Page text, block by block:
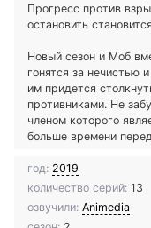
Прогресс против
остановить
Новый сезон и Моб
гонятся за нечистью
им придется
противниками. Не
членом которого
больше времени
год: 2019
количество серий: 13
озвучили: Animedia